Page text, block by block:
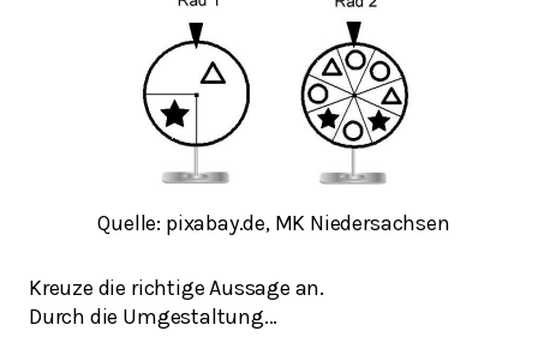
Quelle: pixabay.de, MK Niedersachsen
Kreuze die richtige Aussage an.
Durch die Umgestaltung...